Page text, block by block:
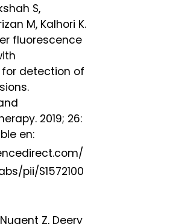
S,
M, Kalhori K.
fluorescence
detection of
2019; 26:
en:
pii/S1572100
Z, Deery